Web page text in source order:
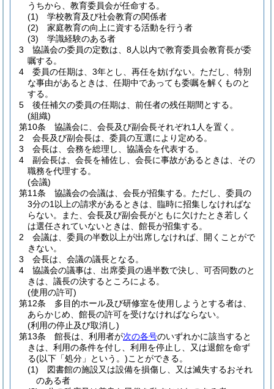
うちから、教育委員会が任命する。
(1)
学校教育及び社会教育の関係者
(2)
家庭教育の向上に資する活動を行う者
(3)
学識経験のある者
3
協議会の委員の定数は、8人以内で教育委員会教育長が委
嘱する。
4
委員の任期は、3年とし、再任を妨げない。 ただし、特別
な事由があるときは、任期中であっても委嘱を解くものと
する。
5
後任補欠の委員の任期は、前任者の残任期間とする。
(組織)
第10条
協議会に、会長及び副会長それぞれ1人を置く。
2
会長及び副会長は、委員の互選により定める。
3
会長は、会務を総理し、協議会を代表する。
4
副会長は、会長を補佐し、会長に事故があるときは、その
職務を代理する。
(会議)
第11条
協議会の会議は、会長が招集する。 ただし、委員の
3分の1以上の請求があるときは、臨時に招集しなければな
らない。
また、会長及び副会長がともに欠けたとき若しく
は選任されていないときは、館長が招集する。
2
会議は、委員の半数以上が出席しなければ、開くことがで
きない。
3
会長は、会議の議長となる。
4
協議会の議事は、出席委員の過半数で決し、可否同数のと
きは、議長の決するところによる。
(使用の許可)
第12条
多目的ホール及び研修室を使用しようとする者は、
あらかじめ、館長の許可を受けなければならない。
(利用の停止及び取消し)
第13条
館長は、利用者が次の各号のいずれかに該当すると
きは、利用の条件を付し、利用を停止し、又は退館を命ず
る(以下「処分」という。)ことができる。
(1)
図書館の施設又は設備を損傷し、又は滅失するおそれ
のある者